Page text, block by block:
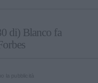
di) Blanco fa